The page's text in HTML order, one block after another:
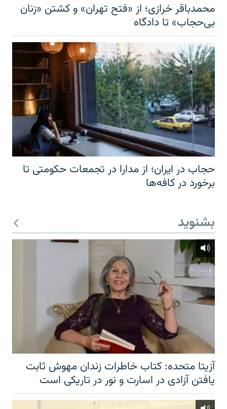
محمدباقر خرازی؛ از «فتح تهران» و کشتن «زنان
بی‌حجاب» تا دادگاه
حجاب در ایران؛ از مدارا در تجمعات حکومتی تا
برخورد در کافه‌ها
بشنوید
آزیتا متحده: کتاب خاطرات زندان مهوش ثابت
یافتن آزادی در اسارت و نور در تاریکی است